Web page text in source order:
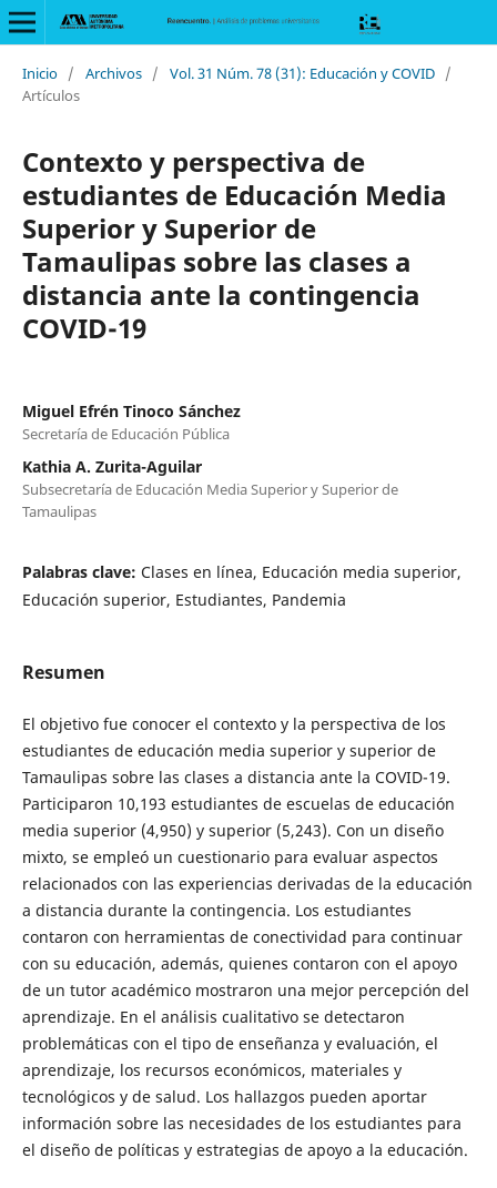
Inicio / Archivos / Vol. 31 Núm. 78 (31): Educación y COVID /
Artículos
Contexto y perspectiva de
estudiantes de Educación Media
Superior y Superior de
Tamaulipas sobre las clases a
distancia ante la contingencia
COVID-19
Miguel Efrén Tinoco Sánchez
Secretaría de Educación Pública
Kathia A. Zurita-Aguilar
Subsecretaría de Educación Media Superior y Superior de
Tamaulipas
Palabras clave: Clases en línea, Educación media superior,
Educación superior, Estudiantes, Pandemia
Resumen
El objetivo fue conocer el contexto y la perspectiva de los
estudiantes de educación media superior y superior de
Tamaulipas sobre las clases a distancia ante la COVID-19.
Participaron 10,193 estudiantes de escuelas de educación
media superior (4,950) y superior (5,243). Con un diseño
mixto, se empleó un cuestionario para evaluar aspectos
relacionados con las experiencias derivadas de la educación
a distancia durante la contingencia. Los estudiantes
contaron con herramientas de conectividad para continuar
con su educación, además, quienes contaron con el apoyo
de un tutor académico mostraron una mejor percepción del
aprendizaje. En el análisis cualitativo se detectaron
problemáticas con el tipo de enseñanza y evaluación, el
aprendizaje, los recursos económicos, materiales y
tecnológicos y de salud. Los hallazgos pueden aportar
información sobre las necesidades de los estudiantes para
el diseño de políticas y estrategias de apoyo a la educación.